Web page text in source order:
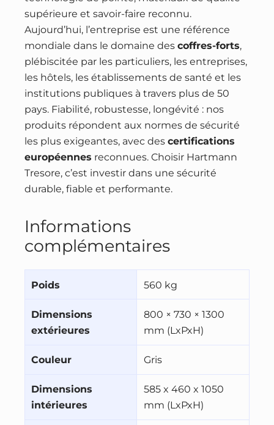
supérieure et savoir-faire reconnu.
Aujourd’hui, l’entreprise est une référence
mondiale dans le domaine des coffres-forts,
plébiscitée par les particuliers, les entreprises,
les hôtels, les établissements de santé et les
institutions publiques à travers plus de 50
pays. Fiabilité, robustesse, longévité : nos
produits répondent aux normes de sécurité
les plus exigeantes, avec des certifications
européennes reconnues. Choisir Hartmann
Tresore, c’est investir dans une sécurité
durable, fiable et performante.
Informations
complémentaires
Poids 560 kg
Dimensions
extérieures
800 × 730 × 1300
mm (LxPxH)
Couleur Gris
Dimensions
intérieures
585 x 460 x 1050
mm (LxPxH)